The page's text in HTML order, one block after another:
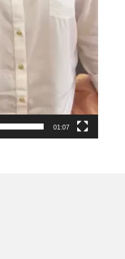
01:07